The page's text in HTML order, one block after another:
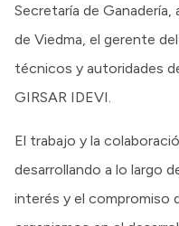
Secretaría de
de Viedma, el gerente
técnicos y autoridades
GIRSAR IDEVI.
El trabajo y la
desarrollando a lo largo
interés y el compromiso